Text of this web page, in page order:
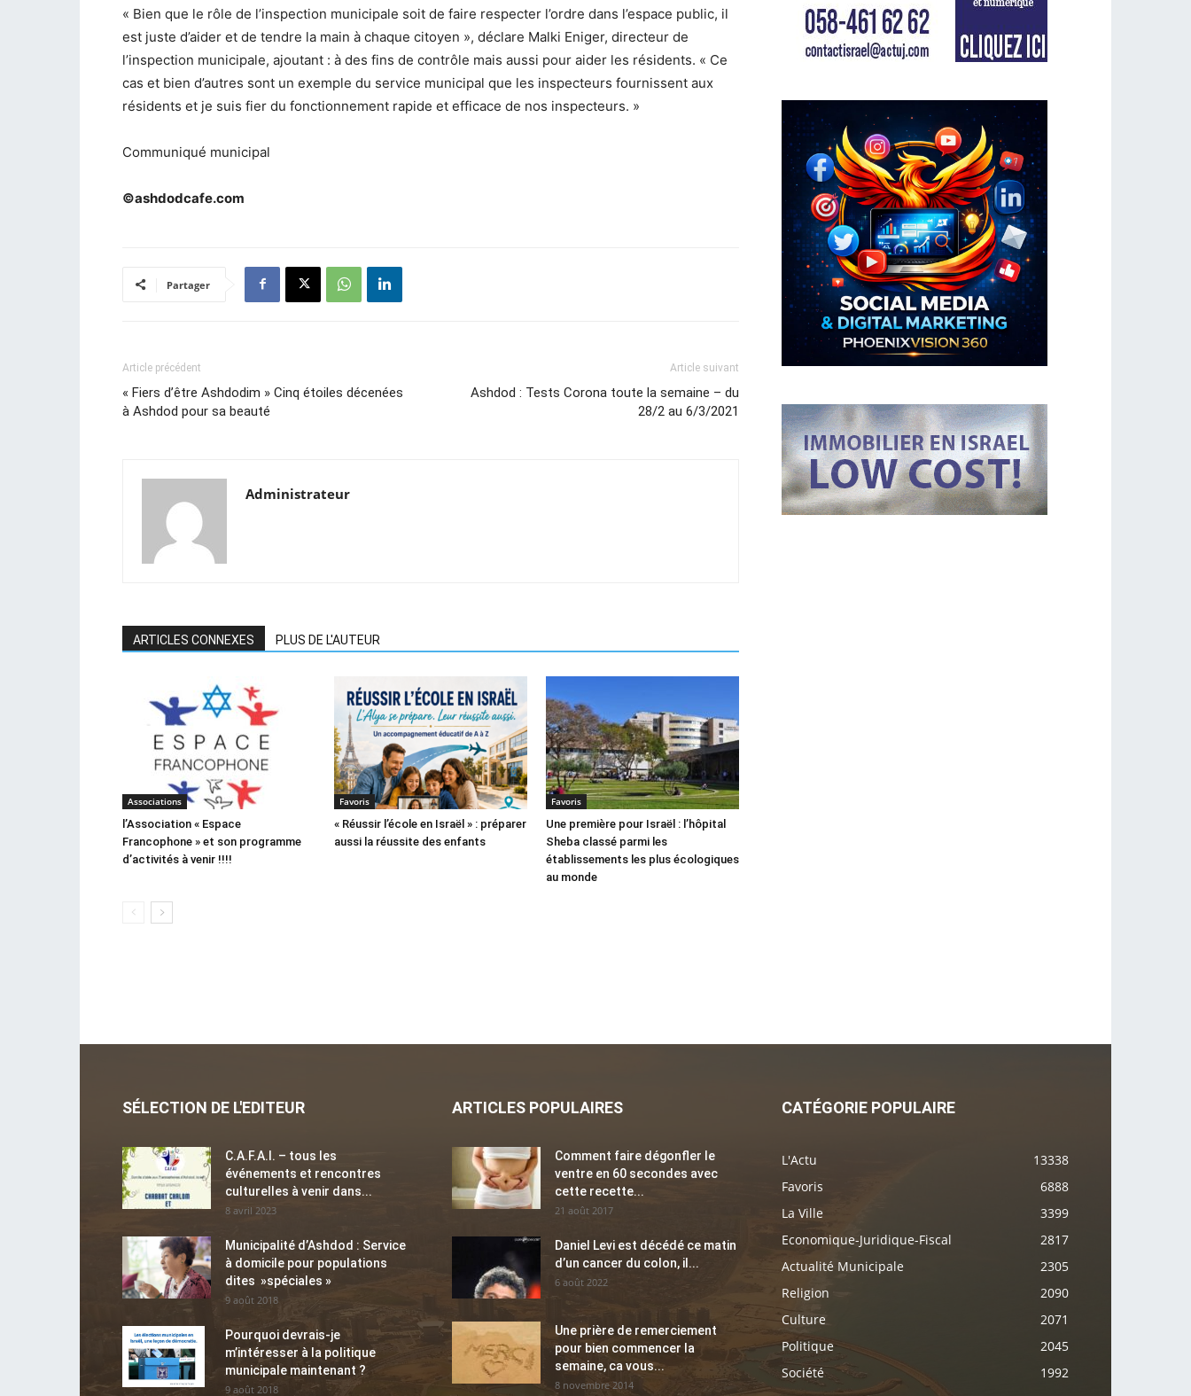
« Bien que le rôle de l’inspection municipale soit de faire respecter l’ordre dans l’espace public, il
est juste d’aider et de tendre la main à chaque citoyen », déclare Malki Eniger, directeur de
l’inspection municipale, ajoutant : à des fins de contrôle mais aussi pour aider les résidents. « Ce
cas et bien d’autres sont un exemple du service municipal que les inspecteurs fournissent aux
résidents et je suis fier du fonctionnement rapide et efficace de nos inspecteurs. »
Communiqué municipal
©ashdodcafe.com
Partager
Article précédent
« Fiers d’être Ashdodim » Cinq étoiles décenées
à Ashdod pour sa beauté
Article suivant
Ashdod : Tests Corona toute la semaine – du
28/2 au 6/3/2021
Administrateur
ARTICLES CONNEXES PLUS DE L'AUTEUR
Associations
l’Association « Espace
Francophone » et son programme
d’activités à venir !!!!
Favoris
« Réussir l’école en Israël » : préparer
aussi la réussite des enfants
Favoris
Une première pour Israël : l’hôpital
Sheba classé parmi les
établissements les plus écologiques
au monde
SÉLECTION DE L'EDITEUR
C.A.F.A.I. – tous les
événements et rencontres
culturelles à venir dans...
8 avril 2023
Municipalité d’Ashdod : Service
à domicile pour populations
dites »spéciales »
9 août 2018
Pourquoi devrais-je
m’intéresser à la politique
municipale maintenant ?
9 août 2018
ARTICLES POPULAIRES
Comment faire dégonfler le
ventre en 60 secondes avec
cette recette...
21 août 2017
Daniel Levi est décédé ce matin
d’un cancer du colon, il...
6 août 2022
Une prière de remerciement
pour bien commencer la
semaine, ca vous...
8 novembre 2014
CATÉGORIE POPULAIRE
L'Actu
13338
Favoris
6888
La Ville
3399
Economique-Juridique-Fiscal
2817
Actualité Municipale
2305
Religion
2090
Culture
2071
Politique
2045
Société
1992